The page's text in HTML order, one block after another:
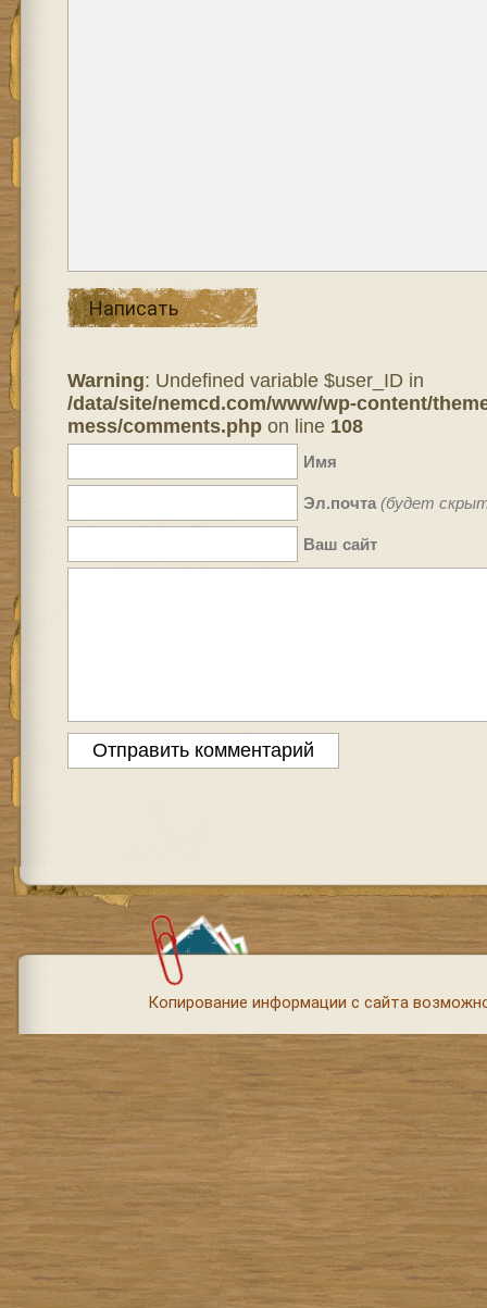
Написать
Warning: Undefined variable $user_ID in
/data/site/nemcd.com/www/wp-content/
mess/comments.phpon line 108
Имя
Эл.почта (будет
Ваш сайт
Копирование информации с сайта